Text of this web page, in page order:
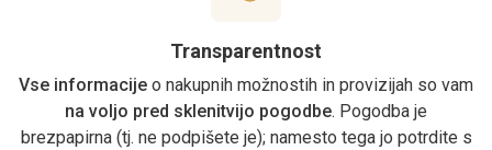
Transparentnost
Vse informacije o nakupnih možnostih in provizijah so vam
na voljo pred sklenitvijo pogodbe. Pogodba je
brezpapirna (tj. ne podpišete je); namesto tega jo potrdite s